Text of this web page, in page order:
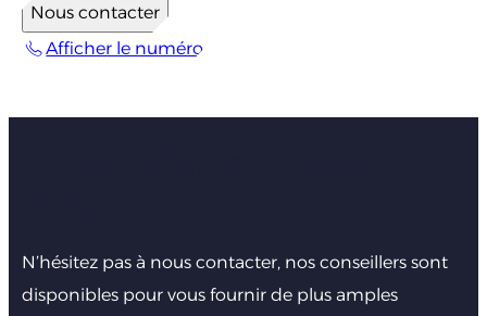
Nous contacter
Afficher le numéro
N’hésitez pas à nous contacter, nos conseillers sont
disponibles pour vous fournir de plus amples